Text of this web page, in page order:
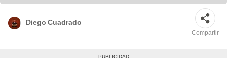
Diego Cuadrado
Compartir